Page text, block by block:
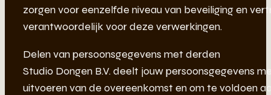
zorgen voor eenzelfde niveau van beveiliging en
verantwoordelijk voor deze verwerkingen.
Delen van persoonsgegevens met derden
Studio Dongen B.V. deelt jouw persoonsgegevens
uitvoeren van de overeenkomst en om te voldoen